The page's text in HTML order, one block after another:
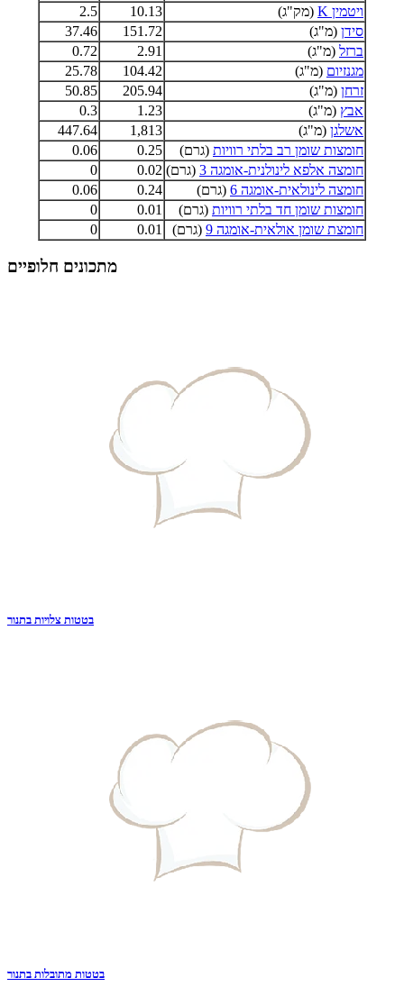
ויטמין K
(מק"ג) 10.13
2.5
סידן (מ"ג) 151.72
37.46
ברזל (מ"ג) 2.91
0.72
מגנזיום (מ"ג) 104.42
25.78
זרחן (מ"ג) 205.94
50.85
אבץ (מ"ג) 1.23
0.3
אשלגן (מ"ג) 1,813
447.64
חומצות שומן רב בלתי רוויות (גרם) 0.25
0.06
חומצה אלפא לינולנית-אומגה 3
(גרם) 0.02
0
חומצה לינולאית-אומגה 6
(גרם) 0.24
0.06
חומצות שומן חד בלתי רוויות (גרם) 0.01
0
חומצת שומן אולאית-אומגה 9
(גרם) 0.01
0
מתכונים חלופיים
בטטות צלויות בתנור
בטטות מתובלות בתנור